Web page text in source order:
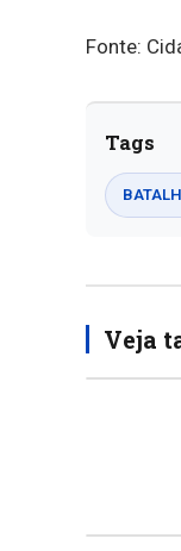
Fonte:
Tags
Veja